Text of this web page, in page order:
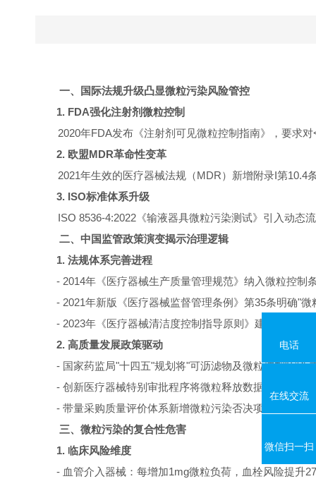
一、国际法规升级凸显微粒污染风险管控
1. FDA强化注射剂微粒控制
2020年FDA发布《注射剂可见微粒控制指南》，要求对
2. 欧盟MDR革命性变革
2021年生效的医疗器械法规（MDR）新增附录I第10.4
3. ISO标准体系升级
ISO 8536-4:2022 《输液器具微粒污染测试》引入动态
二、中国监管政策演变揭示治理逻辑
1. 法规体系完善进程
- 2014年《医疗器械生产质量管理规范》纳入微粒控制
- 2021年新版《医疗器械监督管理条例》第35条明确"微
- 2023年《医疗器械清洁度控制指导原则》建立微粒污
2. 高质量发展政策驱动
- 国家药监局"十四五"规划将"可沥滤物及微粒控制"列为
- 创新医疗器械特别审批程序将微粒释放数据作为核心
- 带量采购质量评价体系新增微粒污染否决项
三、微粒污染的复合性危害
1. 临床风险维度
- 血管介入器械：每增加1mg微粒负荷，血栓风险提升
电话
在线交流
微信扫一扫